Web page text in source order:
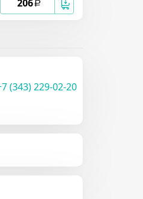
206a
(343) 229-02-20